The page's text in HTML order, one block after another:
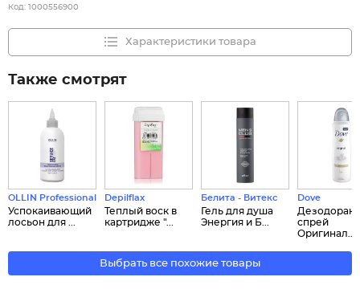
Код: 1000556900
Характеристики товара
Также смотрят
OLLIN Professional
Успокаивающий
лосьон для ...
Depilflax
Теплый воск в
картридже "...
Белита - Витекс
Гель для душа
Энергия и Б...
Dove
спрей
Оригинал...
Выбрать все похожие товары